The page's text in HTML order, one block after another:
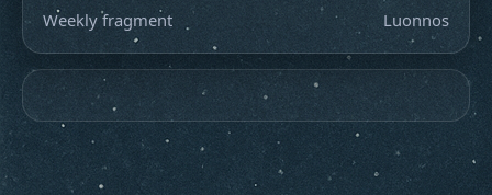
Weekly fragment Luonnos